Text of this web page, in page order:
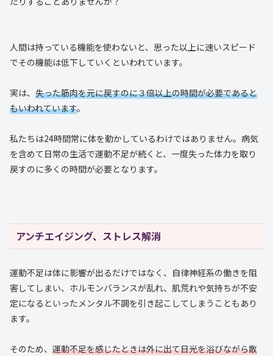
人間は持っている機能を使わないと、思った以上に速いスピード
でその機能は低下していくといわれています。
実は、 失った筋肉を元に戻すのに３倍以上の時間が必要であると
もいわれています。
私たちは24時間常に体を動かしているわけではありません。病気
を含めて日常の生活で運動不足が続くと、一度失った体力を取り
戻すのに多くの時間が必要となります。
アンチエイジング、ストレス解消
運動不足は体に影響が出るだけではなく、自律神経系の働きを阻
害してしまい、ホルモンバランスが乱れ、肌荒れや気持ちが不安
定になるといったメンタル不調を引き起こしてしまうこともあり
ます。
そのため、 運動不足を感じたときは外に出て日光を浴びながら散